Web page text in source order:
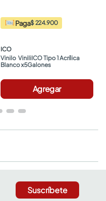
Paga$ 224.900
ICO
Vinilo  ViniliICO Tipo 1 Acrílica
Blanco x5Galones
Agregar
Suscríbete